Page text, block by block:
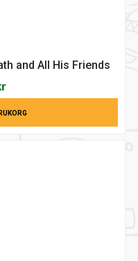
and All His Friends